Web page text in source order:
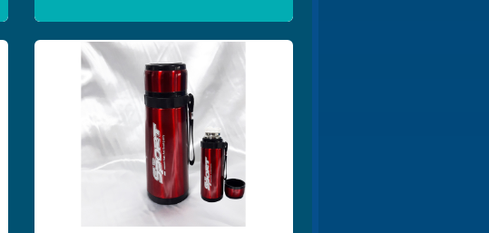
กระติก
กระบอกน้ำ
flask vacuum